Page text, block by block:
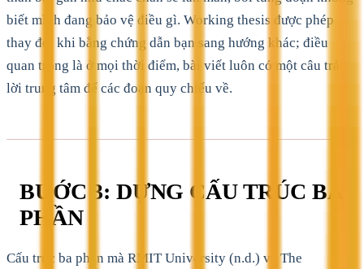
biết mình đang bảo vệ điều gì. Working thesis được phép
thay đổi khi bằng chứng dẫn bạn sang hướng khác; điều
quan trọng là ở mọi thời điểm, bài viết luôn có một câu trả
lời trung tâm để các đoạn quy chiếu về.
BƯỚC 3: DỰNG CẤU TRÚC BA
PHẦN
Cấu trúc ba phần mà RMIT University (n.d.) và The